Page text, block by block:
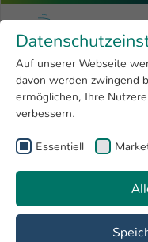
Forschung
Hochschule
International
Zum Hauptinhalt springen
Hochschule
Sie sind hier:
Sustainable
Processes
Auf unserer Webseite
davon werden zwingend
ermöglichen, Ihre
verbessern.
Essentiell